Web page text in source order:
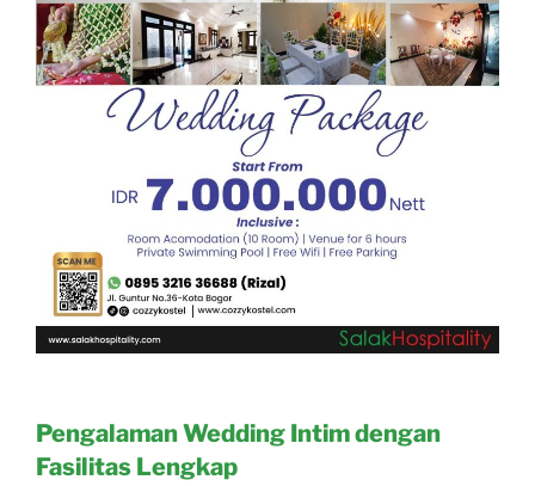
Pengalaman Wedding Intim dengan
Fasilitas Lengkap